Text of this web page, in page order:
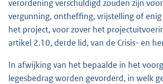
verordening verschuldigd zouden zijn
vergunning, ontheffing, vrijstelling of
het project, voor zover het
artikel 2.10, derde lid, van de Crisis- en
In afwijking van het bepaalde in het
legesbedrag worden gevorderd, in welk